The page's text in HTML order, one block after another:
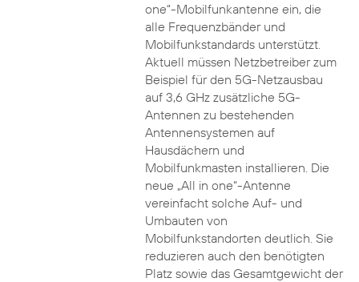
one“-Mobilfunkantenne ein, die
alle Frequenzbänder und
Mobilfunkstandards unterstützt.
Aktuell müssen Netzbetreiber zum
Beispiel für den 5G-Netzausbau
auf 3,6 GHz zusätzliche 5G-
Antennen zu bestehenden
Antennensystemen auf
Hausdächern und
Mobilfunkmasten installieren. Die
neue „All in one“-Antenne
vereinfacht solche Auf- und
Umbauten von
Mobilfunkstandorten deutlich. Sie
reduzieren auch den benötigten
Platz sowie das Gesamtgewicht der